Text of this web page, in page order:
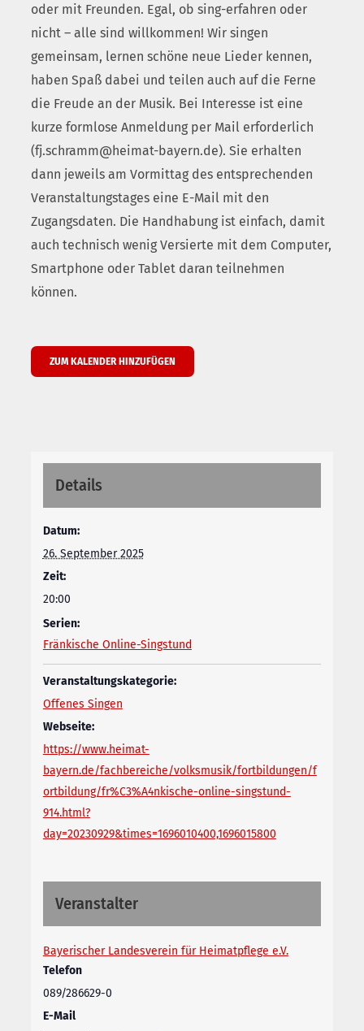
oder mit Freunden. Egal, ob sing-erfahren oder
nicht – alle sind willkommen! Wir singen
gemeinsam, lernen schöne neue Lieder kennen,
haben Spaß dabei und teilen auch auf die Ferne
die Freude an der Musik. Bei Interesse ist eine
kurze formlose Anmeldung per Mail erforderlich
(fj.schramm@heimat-bayern.de). Sie erhalten
dann jeweils am Vormittag des entsprechenden
Veranstaltungstages eine E-Mail mit den
Zugangsdaten. Die Handhabung ist einfach, damit
auch technisch wenig Versierte mit dem Computer,
Smartphone oder Tablet daran teilnehmen
können.
ZUM KALENDER HINZUFÜGEN
Details
Datum:
26. September 2025
Zeit:
20:00
Serien:
Fränkische Online-Singstund
Veranstaltungskategorie:
Offenes Singen
Webseite:
https://www.heimat-
bayern.de/fachbereiche/volksmusik/fortbildungen/f
ortbildung/fr%C3%A4nkische-online-singstund-
914.html?
day=20230929&times=1696010400,1696015800
Veranstalter
Bayerischer Landesverein für Heimatpflege e.V.
Telefon
089/286629-0
E-Mail